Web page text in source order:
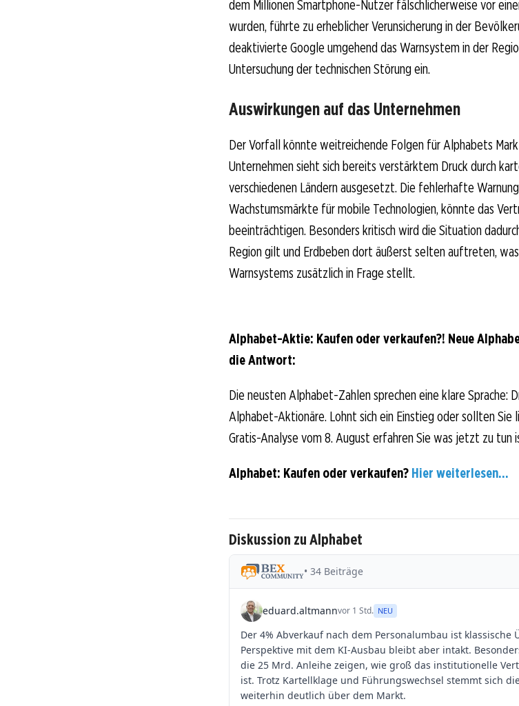
dem Millionen Smartphone-Nutzer fälschlicherweise vor
wurden, führte zu erheblicher Verunsicherung in der
deaktivierte Google umgehend das Warnsystem in der
Untersuchung der technischen Störung ein.
Auswirkungen auf das Unternehmen
Der Vorfall könnte weitreichende Folgen für Alphabets
Unternehmen sieht sich bereits verstärktem Druck durch
verschiedenen Ländern ausgesetzt. Die fehlerhafte
Wachstumsmärkte für mobile Technologien, könnte das
beeinträchtigen. Besonders kritisch wird die Situation
Region gilt und Erdbeben dort äußerst selten auftreten,
Warnsystems zusätzlich in Frage stellt.
Alphabet-Aktie: Kaufen oder verkaufen?! Neue
die Antwort:
Die neusten Alphabet-Zahlen sprechen eine klare Sprache:
Alphabet-Aktionäre. Lohnt sich ein Einstieg oder sollten
Gratis-Analyse vom 8. August erfahren Sie was jetzt zu tun
Alphabet: Kaufen oder verkaufen? Hier weiterlesen...
Diskussion zu Alphabet